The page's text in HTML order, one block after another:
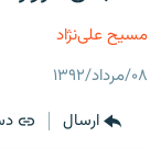
به
صفحه
فرکانس‌ها
پادکست
چندرسانه‌ای
گزارش‌های تصویری
زنان فردا
مسیح علی‌نژاد
۰۸/مرداد/۱۳۹۲
ارسال